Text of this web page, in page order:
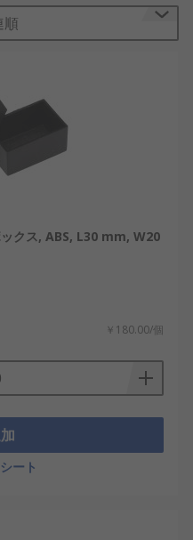
、つまり型に入れ
します。このゲル状
するのみでなく、
部品が損傷を受け
サイズと形状は、
異なります。ま
填に使用される素材
バーのゲルが使用
クの製品もありま
順
クス, ABS, L30 mm, W20
￥180.00/個
ート